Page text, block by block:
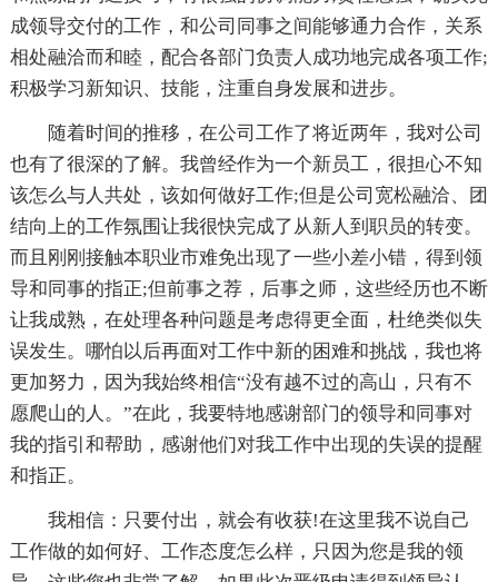
成领导交付的工作，和公司同事之间能够通力合作，关系
相处融洽而和睦，配合各部门负责人成功地完成各项工作;
积极学习新知识、技能，注重自身发展和进步。
随着时间的推移，在公司工作了将近两年，我对公司
也有了很深的了解。我曾经作为一个新员工，很担心不知
该怎么与人共处，该如何做好工作;但是公司宽松融洽、团
结向上的工作氛围让我很快完成了从新人到职员的转变。
而且刚刚接触本职业市难免出现了一些小差小错，得到领
导和同事的指正;但前事之荐，后事之师，这些经历也不断
让我成熟，在处理各种问题是考虑得更全面，杜绝类似失
误发生。哪怕以后再面对工作中新的困难和挑战，我也将
更加努力，因为我始终相信“没有越不过的高山，只有不
愿爬山的人。”在此，我要特地感谢部门的领导和同事对
我的指引和帮助，感谢他们对我工作中出现的失误的提醒
和指正。
我相信：只要付出，就会有收获!在这里我不说自己
工作做的如何好、工作态度怎么样，只因为您是我的领